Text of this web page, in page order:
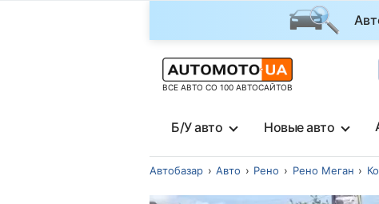
ВСЕ АВТО СО 100 АВТОСАЙТОВ
Б/У авто Новые авто
Автобазар Авто Рено Рено Меган